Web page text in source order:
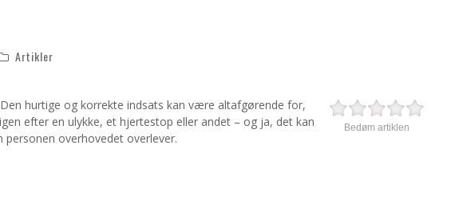
Artikler
Bedøm artiklen
hurtige og korrekte indsats kan være altafgørende for,
efter en ulykke, et hjertestop eller andet – og ja, det kan
overhovedet overlever.